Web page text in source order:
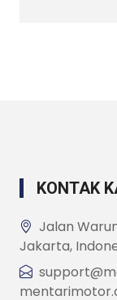
KONTAK
Jalan
Jakarta,